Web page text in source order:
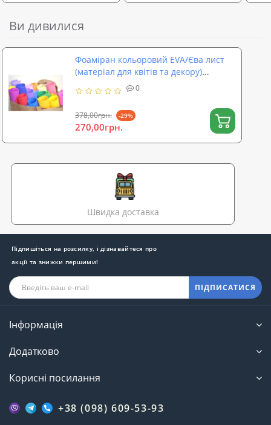
Ви дивилися
Фоаміран кольоровий EVA/Єва лист
(матеріал для квітів та декору)
1500x1000x2мм SoundProOFF (sp-0060)
0
378,00грн. -29%
270,00грн.
Швидка доставка
Підпишіться на розсилку, і дізнавайтеся про
акції та знижки першими!
ПІДПИСАТИСЯ
Інформація
Додатково
Корисні посилання
+38 (098) 609-53-93